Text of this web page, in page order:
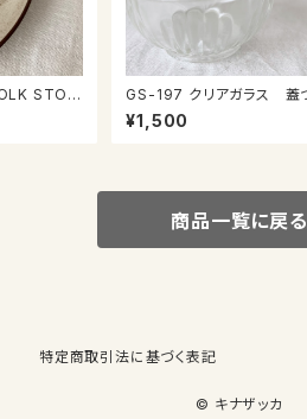
GS-197 クリアガラス 蓋つき小
物入れ
¥1,500
商品一覧に戻る
特定商取引法に基づく表記
© キナザッカ